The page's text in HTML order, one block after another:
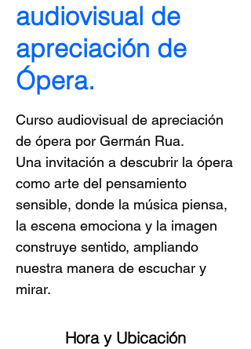
audiovisual de
apreciación de
Ópera.
Curso audiovisual de apreciación
de ópera por Germán Rua.
Una invitación a descubrir la ópera
como arte del pensamiento
sensible, donde la música piensa,
la escena emociona y la imagen
construye sentido, ampliando
nuestra manera de escuchar y
mirar.
Hora y Ubicación